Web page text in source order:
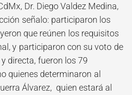
Dr. Diego Valdez Medina,
señalo: participaron los
que reúnen los requisitos
y participaron con su voto de
directa, fueron los 79
quienes determinaron al
Álvarez, quien estará al